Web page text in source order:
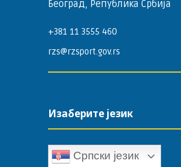
Београд, Република Србија
+381 11 3555 460
rzs@rzsport.gov.rs
Изаберите језик
Српски језик